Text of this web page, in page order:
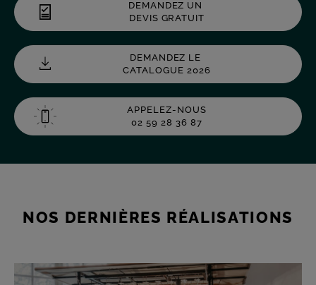
DEMANDEZ UN
DEVIS GRATUIT
DEMANDEZ LE
CATALOGUE 2026
APPELEZ-NOUS
02 59 28 36 87
NOS DERNIÈRES RÉALISATIONS